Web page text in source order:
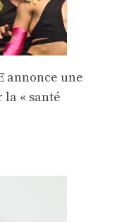
annonce une
« santé